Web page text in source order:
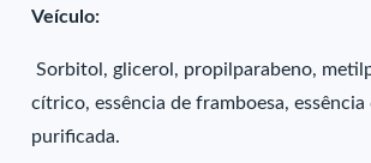
Veículo:
Sorbitol, glicerol, propilparabeno,
cítrico, essência de framboesa, essência
purificada.